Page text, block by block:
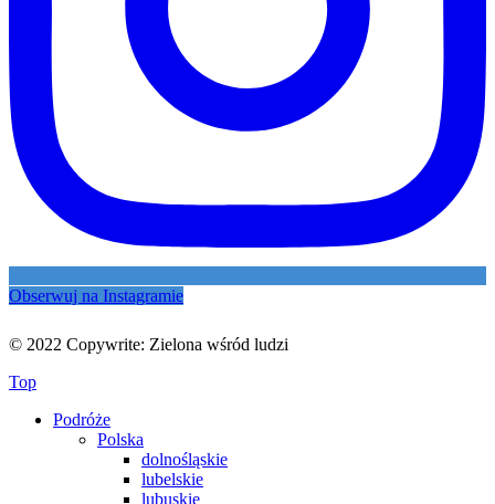
Obserwuj na Instagramie
© 2022 Copywrite: Zielona wśród ludzi
Top
Podróże
Polska
dolnośląskie
lubelskie
lubuskie